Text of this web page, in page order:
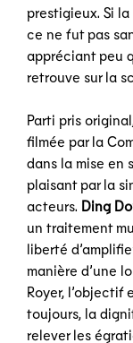
prestigieux. Si
ce ne fut pas
appréciant peu
retrouve sur la
Parti pris
filmée par la
dans la mise en
plaisant par la
acteurs. Ding
un traitement
liberté
manière d’une
Royer, l’objectif
toujours, la
relever les